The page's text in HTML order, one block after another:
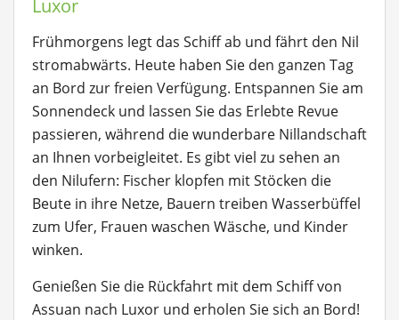
Luxor
Frühmorgens legt das Schiff ab und fährt den Nil
stromabwärts. Heute haben Sie den ganzen Tag
an Bord zur freien Verfügung. Entspannen Sie am
Sonnendeck und lassen Sie das Erlebte Revue
passieren, während die wunderbare Nillandschaft
an Ihnen vorbeigleitet. Es gibt viel zu sehen an
den Nilufern: Fischer klopfen mit Stöcken die
Beute in ihre Netze, Bauern treiben Wasserbüffel
zum Ufer, Frauen waschen Wäsche, und Kinder
winken.
Genießen Sie die Rückfahrt mit dem Schiff von
Assuan nach Luxor und erholen Sie sich an Bord!